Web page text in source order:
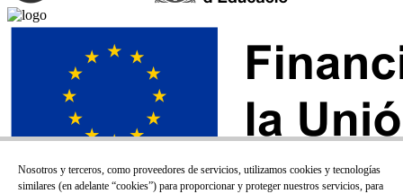
Nosotros y terceros, como proveedores de servicios, utilizamos cookies y tecnologías
similares (en adelante “cookies”) para proporcionar y proteger nuestros servicios, para